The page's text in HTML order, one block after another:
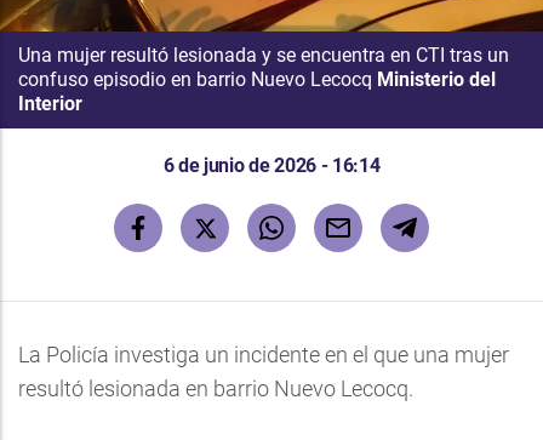
Una mujer resultó lesionada y se encuentra en CTI tras un
confuso episodio en barrio Nuevo Lecocq Ministerio del
Interior
6 de junio de 2026 - 16:14
La Policía investiga un incidente en el que una mujer
resultó lesionada en barrio Nuevo Lecocq.